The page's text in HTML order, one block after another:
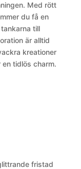
Med rött
du få en
till
är alltid
kreationer
tidlös charm.
fristad